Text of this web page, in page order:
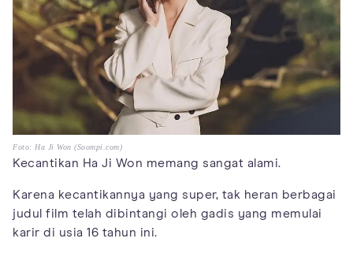
Foto: Ha Ji Won (Soompi.com)
Kecantikan Ha Ji Won memang sangat alami.
Karena kecantikannya yang super, tak heran berbagai
judul film telah dibintangi oleh gadis yang memulai
karir di usia 16 tahun ini.